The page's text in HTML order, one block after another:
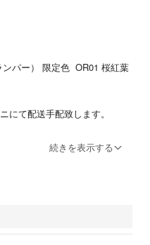
パー） 限定色 OR01 桜紅葉
て配送手配致します。
今回、桜の名所・パワースポ
赤みを引き出す
続きを表示する